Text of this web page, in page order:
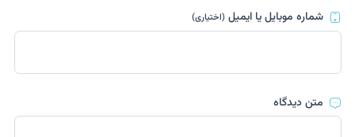
شماره موبایل یا ایمیل(اختیاری)
متن دیدگاه